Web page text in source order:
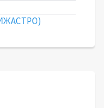
ИЖАСТРО)